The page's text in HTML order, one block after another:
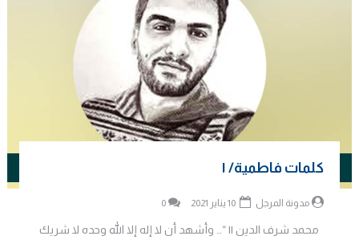
كلمات فاطمية/ ١
مدونة المرجل 0
محمد شرف الدين || “… وأشهد أن لا إله إلا الله وحده لا شريك